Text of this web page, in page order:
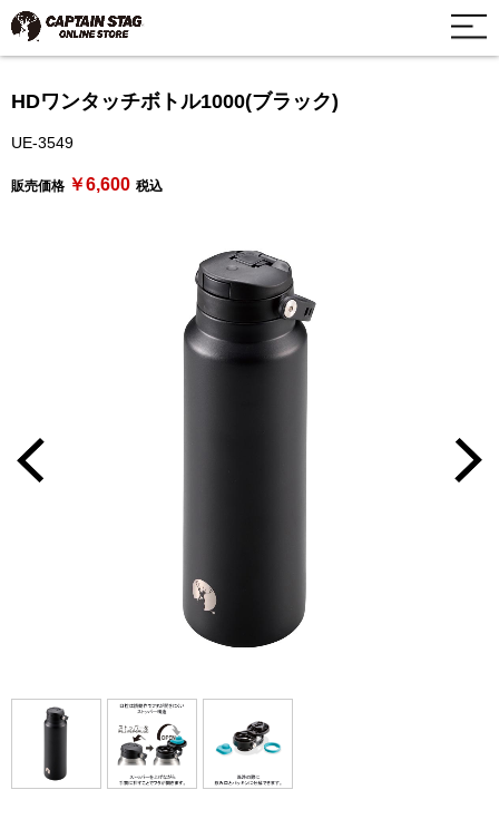
HDワンタッチボトル1000(ブラック)
UE-3549
販売価格 ￥6,600 税込